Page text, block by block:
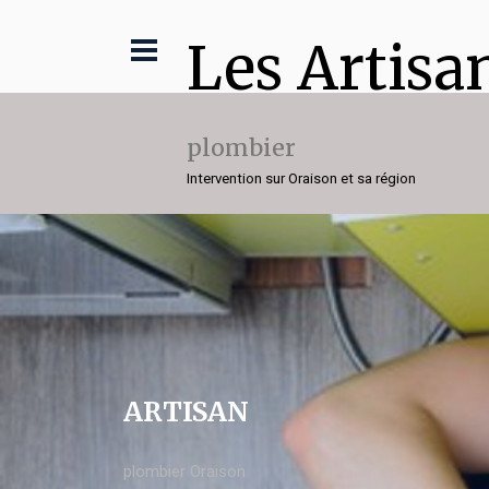
Les
plombier
Intervention sur Oraison et sa région
ARTISAN
plombier Oraison